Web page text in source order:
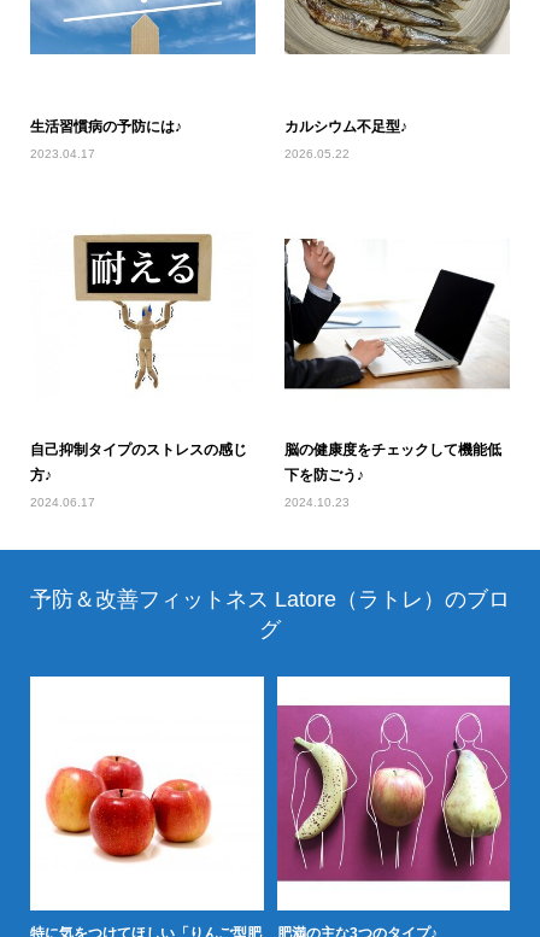
生活習慣病の予防には♪
2023.04.17
カルシウム不足型♪
2026.05.22
自己抑制タイプのストレスの感じ
方♪
2024.06.17
脳の健康度をチェックして機能低
下を防ごう♪
2024.10.23
予防＆改善フィットネス Latore（ラトレ）のブロ
グ
特に気をつけてほしい「りんご型肥
肥満の主な3つのタイプ♪